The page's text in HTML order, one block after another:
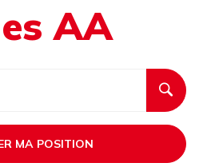
AA
MA POSITION